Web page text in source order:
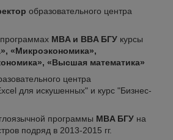
образовательного центра
MBA и BBA БГУ курсы
«Микроэкономика»,
«Высшая математика»
центра
для искушенных" и курс "Бизнес-
программы MBA БГУ на
подряд в 2013-2015 гг.